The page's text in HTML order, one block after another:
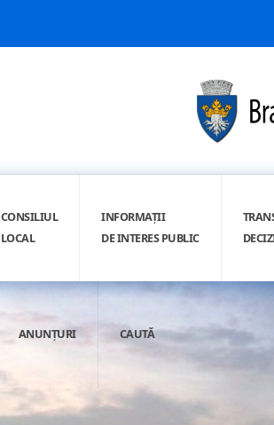
CONSILIUL
LOCAL
INFORMAȚII
DE INTERES PUBLIC
ANUNȚURI CAUTĂ